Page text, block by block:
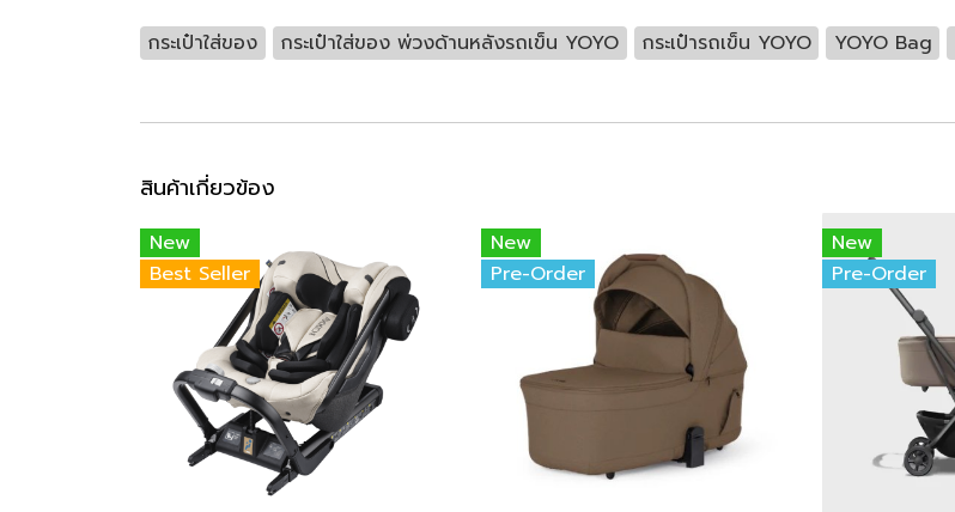
กระเป๋าใส่ของ กระเป๋าใส่ของ พ่วงด้านหลังรถเข็น YOYO กระเป๋ารถเข็น YOYO YOYO Bag
สินค้าเกี่ยวข้อง
New
Best Seller
New
Pre-Order
New
Pre-Order